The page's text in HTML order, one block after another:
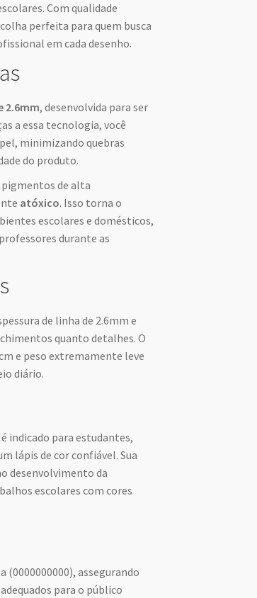
Com qualidade
perfeita para quem busca
em cada desenho.
2.6mm, desenvolvida para ser
a essa tecnologia, você
minimizando quebras
do produto.
de alta
atóxico. Isso torna o
escolares e domésticos,
durante as
de linha de 2.6mm e
quanto detalhes. O
e peso extremamente leve
diário.
é indicado para estudantes,
lápis de cor confiável. Sua
desenvolvimento da
escolares com cores
assegurando
para o público